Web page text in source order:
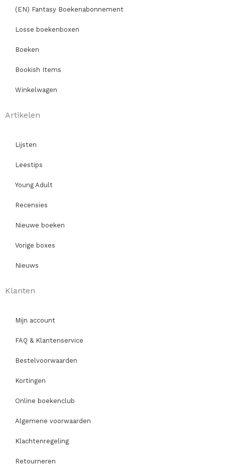
(EN) Fantasy Boekenabonnement
Losse boekenboxen
Boeken
Bookish Items
Winkelwagen
Artikelen
Lijsten
Leestips
Young Adult
Recensies
Nieuwe boeken
Vorige boxes
Nieuws
Klanten
Mijn account
FAQ & Klantenservice
Bestelvoorwaarden
Kortingen
Online boekenclub
Algemene voorwaarden
Klachtenregeling
Retourneren